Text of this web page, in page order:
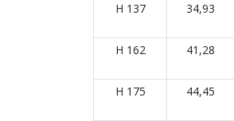
H 137 34,93
H 162 41,28
H 175 44,45